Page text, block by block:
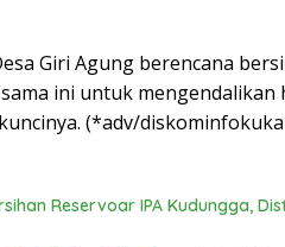
Giri Agung berencana
ini untuk mengendalikan
(*adv/
Reservoar IPA Kudungga,